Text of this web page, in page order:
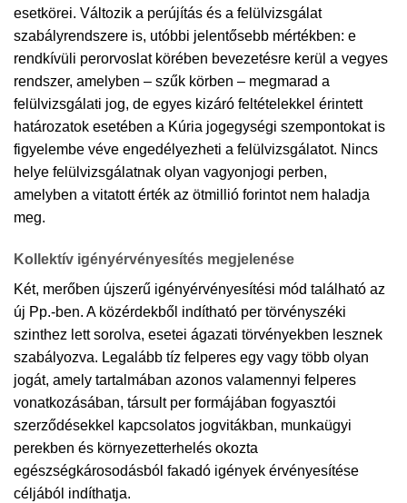
esetkörei. Változik a perújítás és a felülvizsgálat
szabályrendszere is, utóbbi jelentősebb mértékben: e
rendkívüli perorvoslat körében bevezetésre kerül a vegyes
rendszer, amelyben – szűk körben – megmarad a
felülvizsgálati jog, de egyes kizáró feltételekkel érintett
határozatok esetében a Kúria jogegységi szempontokat is
figyelembe véve engedélyezheti a felülvizsgálatot. Nincs
helye felülvizsgálatnak olyan vagyonjogi perben,
amelyben a vitatott érték az ötmillió forintot nem haladja
meg.
Kollektív igényérvényesítés megjelenése
Két, merőben újszerű igényérvényesítési mód található az
új Pp.-ben. A közérdekből indítható per törvényszéki
szinthez lett sorolva, esetei ágazati törvényekben lesznek
szabályozva. Legalább tíz felperes egy vagy több olyan
jogát, amely tartalmában azonos valamennyi felperes
vonatkozásában, társult per formájában fogyasztói
szerződésekkel kapcsolatos jogvitákban, munkaügyi
perekben és környezetterhelés okozta
egészségkárosodásból fakadó igények érvényesítése
céljából indíthatja.